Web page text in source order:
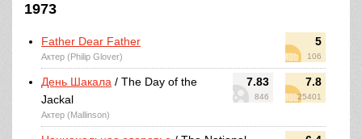
1973
5
106
Father Dear Father
Актер (Philip Glover)
7.83
846
7.8
25401
День Шакала / The Day of the
Jackal
Актер (Mallinson)